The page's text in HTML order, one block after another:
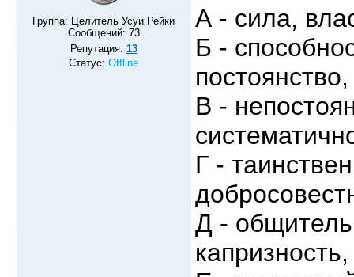
Группа: Целитель Усуи Рейки
Сообщений: 73
Репутация: 13
Статус:Offline
А - сила,
Б -
В -
Г -
Д -